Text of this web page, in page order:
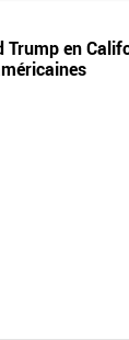
en